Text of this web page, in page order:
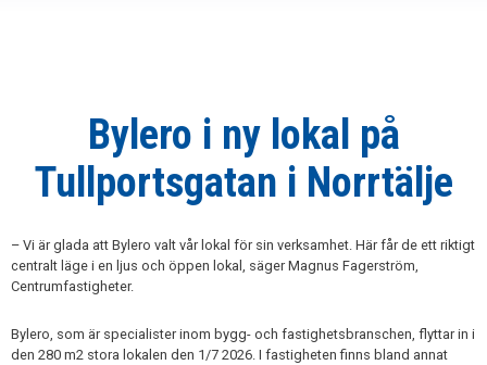
Bylero i ny lokal på
Tullportsgatan i Norrtälje
– Vi är glada att Bylero valt vår lokal för sin verksamhet. Här får de ett riktigt
centralt läge i en ljus och öppen lokal, säger Magnus Fagerström,
Centrumfastigheter.
Bylero, som är specialister inom bygg- och fastighetsbranschen, flyttar in i
den 280 m2 stora lokalen den 1/7 2026. I fastigheten finns bland annat